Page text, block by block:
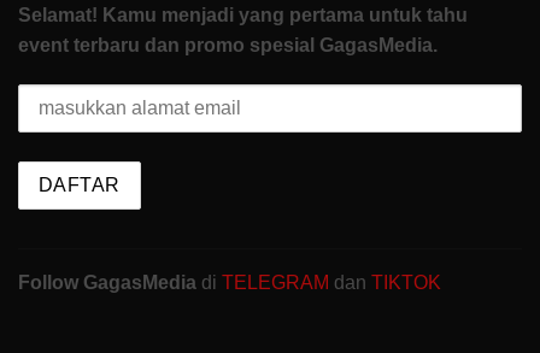
Selamat! Kamu menjadi yang pertama untuk tahu
event terbaru dan promo spesial GagasMedia.
Follow GagasMedia di TELEGRAM dan TIKTOK